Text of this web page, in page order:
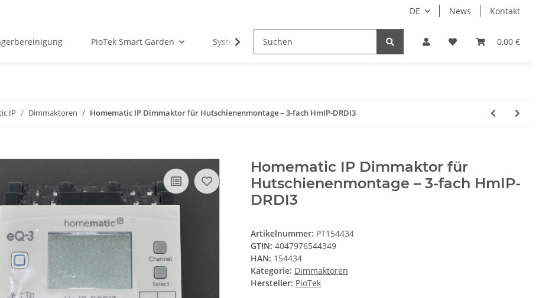
DE News Kontakt
0,00 €
PioTek Smart Garden System Matter System HomeAssistant PioTek Smart Home
IP Dimmaktoren Homematic IP Dimmaktor für Hutschienenmontage – 3-fach HmIP-DRDI3
Homematic IP Dimmaktor für
Hutschienenmontage – 3-fach HmIP-
DRDI3
Artikelnummer: PT154434
GTIN: 4047976544349
HAN: 154434
Kategorie: Dimmaktoren
Hersteller: PioTek